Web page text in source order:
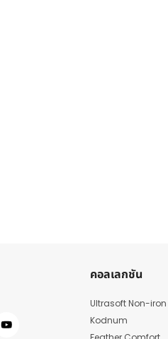
คอลเลกชัน
Ultrasoft Non-iron
Kodnum